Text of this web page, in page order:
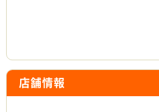
店舗情報